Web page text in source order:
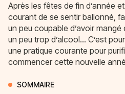
Après les fêtes de fin d’année
courant de se sentir ballonné,
un peu coupable d’avoir
un peu trop d’alcool… C’est
une pratique courante pour
commencer cette nouvelle
SOMMAIRE